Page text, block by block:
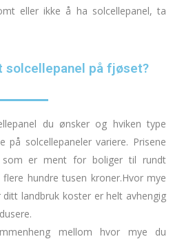
eller ikke å ha solcellepanel, ta
solcellepanel på fjøset?
du ønsker og hviken type
på solcellepaneler variere. Prisene
som er ment for boliger til rundt
hundre tusen kroner.Hvor mye
landbruk koster er helt avhengig
mellom hvor mye du